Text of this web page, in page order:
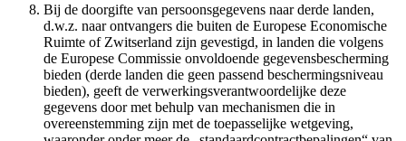
Bij de doorgifte van persoonsgegevens naar derde landen,
d.w.z. naar ontvangers die buiten de Europese Economische
Ruimte of Zwitserland zijn gevestigd, in landen die volgens
de Europese Commissie onvoldoende gegevensbescherming
bieden (derde landen die geen passend beschermingsniveau
bieden), geeft de verwerkingsverantwoordelijke deze
gegevens door met behulp van mechanismen die in
overeenstemming zijn met de toepasselijke wetgeving,